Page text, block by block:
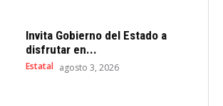
Invita Gobierno del Estado a
disfrutar en...
Estatal agosto 3, 2026